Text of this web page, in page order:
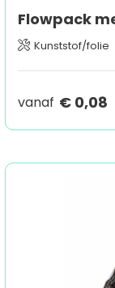
Flowpack
Kunststof/folie
vanaf € 0,08